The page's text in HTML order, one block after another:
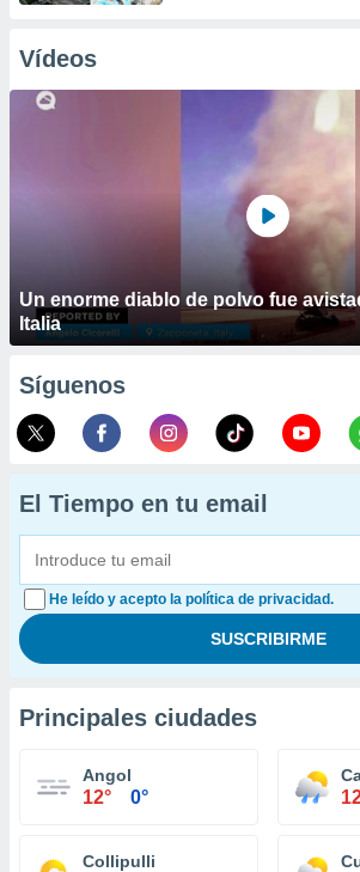
Vídeos
Un enorme diablo de polvo fue
Italia
Síguenos
El Tiempo en tu email
He leído y acepto la política de privacidad.
Principales ciudades
Angol
12° 0°
Collipulli